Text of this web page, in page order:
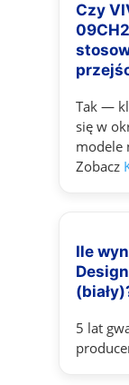
Czy
Tak —
się w
modele
Zobacz
Ile
5 lat